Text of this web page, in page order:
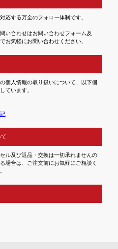
応する万全のフォロー体制です。
い合わせはお問い合わせフォーム及
お気軽にお問い合わせください。
個人情報の取り扱いについて、以下個
ています。
ル及び返品・交換は一切承れませんの
場合は、ご注文前にお気軽にご相談く